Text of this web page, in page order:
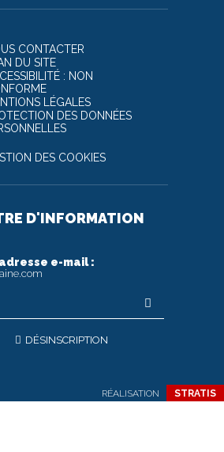
CONTACTER
DU SITE
: NON
LÉGALES
DES DONNÉES
DES COOKIES
D'INFORMATION
e-mail :
DÉSINSCRIPTION
RÉALISATION STRATIS